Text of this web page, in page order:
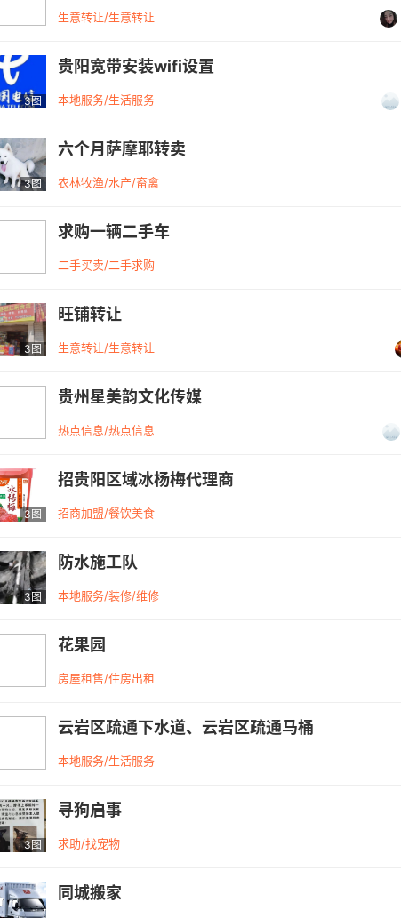
生意转让/生意转让
3图
贵阳宽带安装wifi设置
本地服务/生活服务
3图
六个月萨摩耶转卖
农林牧渔/水产/畜禽
求购一辆二手车
二手买卖/二手求购
3图
旺铺转让
生意转让/生意转让
贵州星美韵文化传媒
热点信息/热点信息
3图
招贵阳区域冰杨梅代理商
招商加盟/餐饮美食
3图
防水施工队
本地服务/装修/维修
花果园
房屋租售/住房出租
云岩区疏通下水道、云岩区疏通马桶
本地服务/生活服务
3图
寻狗启事
求助/找宠物
同城搬家